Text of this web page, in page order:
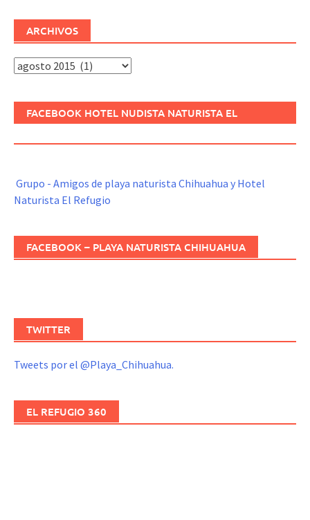
ARCHIVOS
Archivos
FACEBOOK HOTEL NUDISTA NATURISTA EL
Grupo - Amigos de playa naturista Chihuahua y Hotel
Naturista El Refugio
FACEBOOK – PLAYA NATURISTA CHIHUAHUA
TWITTER
Tweets por el @Playa_Chihuahua.
EL REFUGIO 360